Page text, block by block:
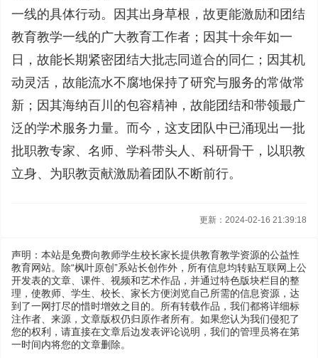
一线的具体行动。因其出身草根，故更能激励和团结
教育教学一线的广大教育工作者；因其十余年如一
日，故能长期紧密团结大批志同道合的同仁；因其机
动灵活，故能流水不腐地保持了研究与服务的常做常
新；因其海纳百川的包容精神，故能团结和带领最广
泛的学术服务力量。而今，这支团队中已涌现出一批
批职教专家、名师、学科带头人、科研骨干，以职教
立身、为职教贡献激励着团队不断前行。
更新：2024-02-16 21:39:18
声明：本站是免费向教师学生校长家长提供教育教学资源的公益性
教育网站。除“枫叶原创”系站长创作外，所有信息均转贴互联网上公
开发表的文章、课件、视频和艺术作品，并通过特色版块栏目的整
理，使教师、学生、校长、家长方便浏览自己所需的信息资源，达
到了一网打尽的惜时增效之目的。所有转载作品，我们都将详细标
注作者、来源，文章版权仍归原作者所有。如果您认为我们侵犯了
您的权利，请直接在文章后边发表评论说明，我们的管理员将在第
一时间内将您的文章删除。